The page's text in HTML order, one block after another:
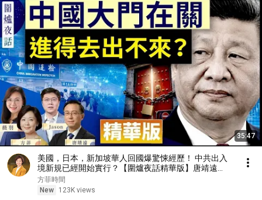
35:47
美國，日本，新加坡華人回國爆驚悚經歷！ 中共出入
境新規已經開始實行？【圍爐夜話精華版】唐靖遠
Jason 薇羽 方菲
方菲時間
New
123K views